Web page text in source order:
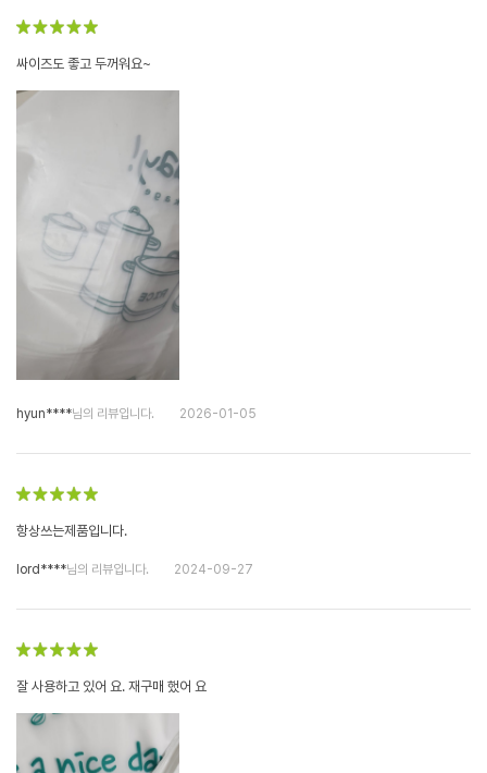
싸이즈도 좋고 두꺼워요~
hyun****님의 리뷰입니다. 2026-01-05
항상쓰는제품입니다.
lord****님의 리뷰입니다. 2024-09-27
잘 사용하고 있어 요. 재구매 했어 요